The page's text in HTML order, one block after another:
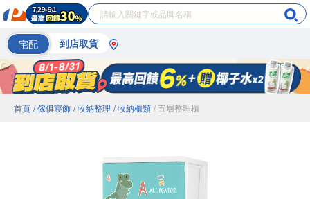
宅配 到店取貨
首頁 / 傢俱寢飾 / 收納整理 / 收納櫃類 / 五層整理櫃